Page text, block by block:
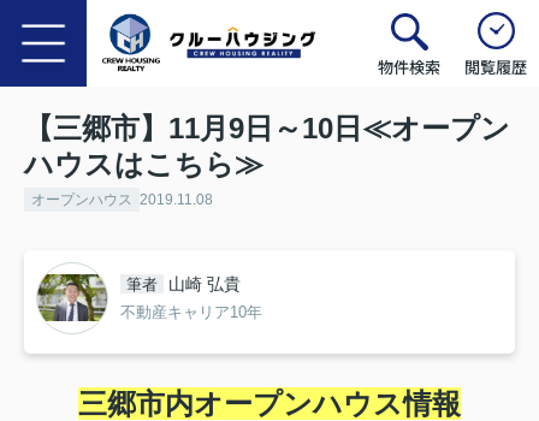
物件検索 閲覧履歴
【三郷市】11月9日～10日≪オープン
ハウスはこちら≫
オープンハウス 2019.11.08
筆者 山崎 弘貴
不動産キャリア10年
三郷市内オープンハウス情報